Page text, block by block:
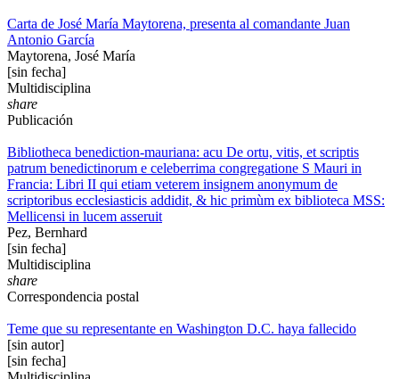
Carta de José María Maytorena, presenta al comandante Juan
Antonio García
Maytorena, José María
[sin fecha]
Multidisciplina
share
Publicación
Bibliotheca benediction-mauriana: acu De ortu, vitis, et scriptis
patrum benedictinorum e celeberrima congregatione S Mauri in
Francia: Libri II qui etiam veterem insignem anonymum de
scriptoribus ecclesiasticis addidit, & hic primùm ex biblioteca MSS:
Mellicensi in lucem asseruit
Pez, Bernhard
[sin fecha]
Multidisciplina
share
Correspondencia postal
Teme que su representante en Washington D.C. haya fallecido
[sin autor]
[sin fecha]